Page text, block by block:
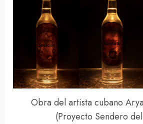
Obra del artista cubano
(Proyecto Sendero